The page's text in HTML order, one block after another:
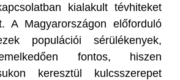
kialakult tévhiteket
A Magyarországon előforduló
populációi sérülékenyek,
fontos, hiszen
keresztül kulcsszerepet